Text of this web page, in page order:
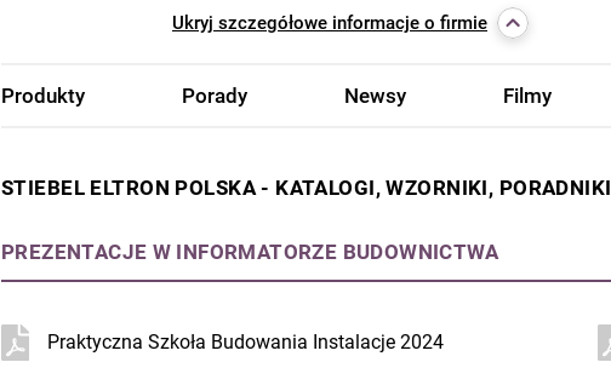
Ukryj szczegółowe informacje o firmie
Produkty Porady Newsy Filmy
STIEBEL ELTRON POLSKA - KATALOGI, WZORNIKI, PORADNIKI
PREZENTACJE W INFORMATORZE BUDOWNICTWA
Praktyczna Szkoła Budowania Instalacje 2024